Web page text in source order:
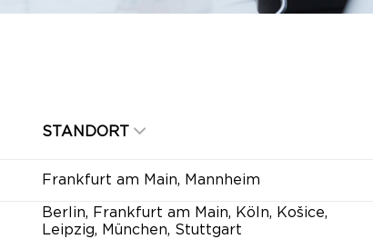
STANDORT
Frankfurt am Main, Mannheim
Berlin, Frankfurt am Main, Köln, Košice,
Leipzig, München, Stuttgart